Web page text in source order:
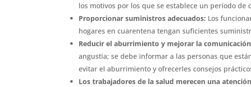
los motivos por los que se establece un período de
Proporcionar suministros adecuados: Los
hogares en cuarentena tengan suficientes
Reducir el aburrimiento y mejorar la
angustia; se debe informar a las personas que
evitar el aburrimiento y ofrecerles consejos
Los trabajadores de la salud merecen una